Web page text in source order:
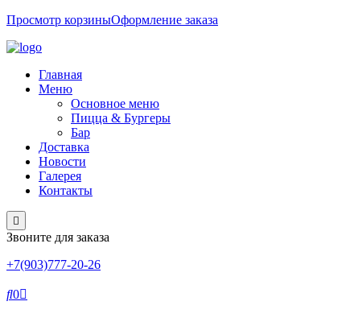
Просмотр корзиныОформление заказа
Главная
Меню
Основное меню
Пицца & Бургеры
Бар
Доставка
Новости
Галерея
Контакты
Звоните для заказа
+7(903)777-20-26
0